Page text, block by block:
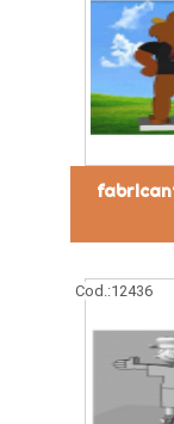
Cod.:12436